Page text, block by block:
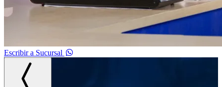
Escribir a Sucursal